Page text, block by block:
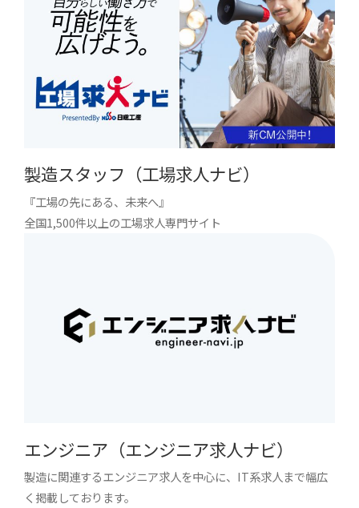
製造スタッフ（工場求人ナビ）
『工場の先にある、未来へ』
全国1,500件以上の工場求人専門サイト
エンジニア（エンジニア求人ナビ）
製造に関連するエンジニア求人を中心に、IT系求人まで幅広
く掲載しております。